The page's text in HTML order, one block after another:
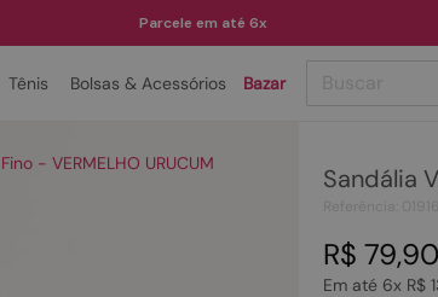
Parcele em até 6x
Tênis Bolsas & Acessórios Bazar
- VERMELHO URUCUM Sandália
R$ 79,90
Em até 6x R$